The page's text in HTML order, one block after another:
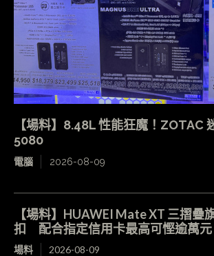
【場料】8.48L 性能狂魔！ZOTAC
5080
電腦 2026-08-09
【場料】HUAWEI Mate XT 三摺疊
扣 配合指定信用卡最高可慳逾萬元
場料 2026-08-09